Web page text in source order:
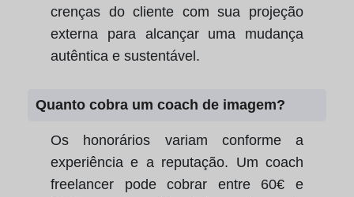
crenças do cliente com sua projeção
externa para alcançar uma mudança
autêntica e sustentável.
Quanto cobra um coach de imagem?
Os honorários variam conforme a
experiência e a reputação. Um coach
freelancer pode cobrar entre 60€ e